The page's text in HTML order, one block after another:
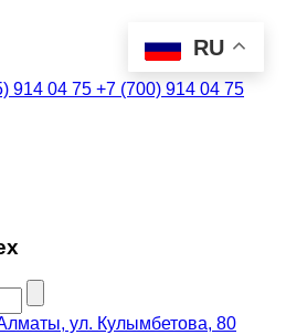
914 04 75 +7 (700) 914 04 75
ул. Кулымбетова, 80
RU